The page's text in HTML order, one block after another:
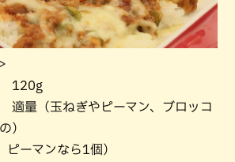
（玉ねぎやピーマン、ブロッコ
）
ーマンなら1個）